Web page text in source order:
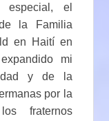
especial, el
la Familia
en Haití en
mi
y de la
por la
fraternos